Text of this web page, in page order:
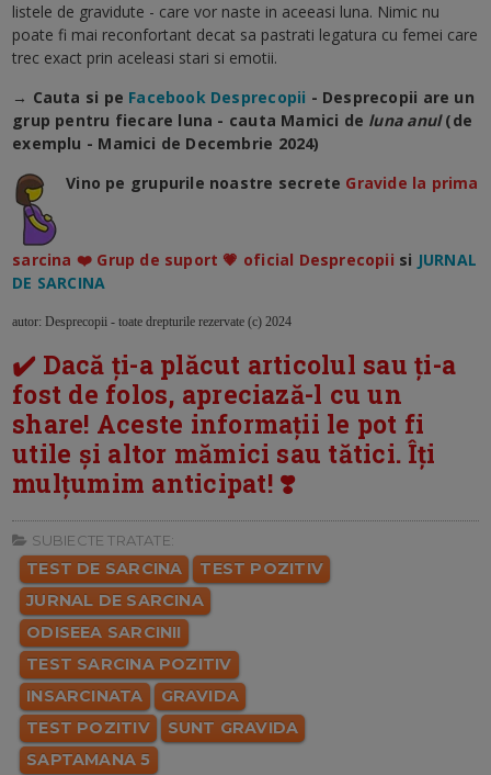
listele de gravidute - care vor naste in aceeasi luna. Nimic nu
poate fi mai reconfortant decat sa pastrati legatura cu femei care
trec exact prin aceleasi stari si emotii.
→ Cauta si pe Facebook Desprecopii - Desprecopii are un
grup pentru fiecare luna - cauta Mamici de luna anul (de
exemplu - Mamici de Decembrie 2024)
Vino pe grupurile noastre secrete Gravide la prima
sarcina ❤️ Grup de suport 💗 oficial Desprecopii si JURNAL
DE SARCINA
autor: Desprecopii - toate drepturile rezervate (c) 2024
✔️ Dacă ți-a plăcut articolul sau ți-a
fost de folos, apreciază-l cu un
share! Aceste informații le pot fi
utile și altor mămici sau tătici. Îți
mulțumim anticipat! ❣️
SUBIECTE TRATATE:
TEST DE SARCINA
TEST POZITIV
JURNAL DE SARCINA
ODISEEA SARCINII
TEST SARCINA POZITIV
INSARCINATA
GRAVIDA
TEST POZITIV
SUNT GRAVIDA
SAPTAMANA 5